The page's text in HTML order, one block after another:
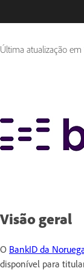
Última atualização em
Visão geral
O BankID da
disponível para